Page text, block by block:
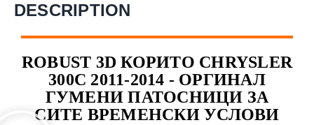
DESCRIPTION
ROBUST 3D КОРИТО CHRYSLER
300C 2011-2014 - ОРГИНАЛ
ГУМЕНИ ПАТОСНИЦИ ЗА
СИТЕ ВРЕМЕНСКИ УСЛОВИ